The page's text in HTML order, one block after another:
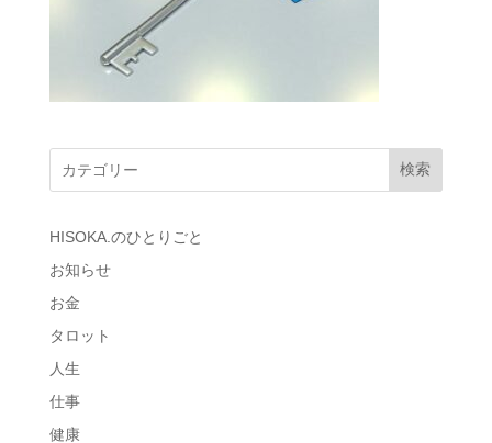
検索
HISOKA.のひとりごと
お知らせ
お金
タロット
人生
仕事
健康